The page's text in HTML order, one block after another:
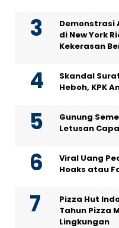
Demonstrasi
di New York
Kekerasan
Skandal
Heboh, KPK
Gunung
Letusan
Viral Uang
Hoaks atau
Pizza Hut
Tahun Pizza
Lingkungan